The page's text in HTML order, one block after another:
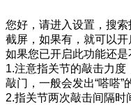
您好，请进入设置，搜
截屏，如果有，就可以
如果您已开启此功能还是
1.注意指关节的敲击力
敲门，一般会发出“嗒嗒”
2.指关节两次敲击间隔